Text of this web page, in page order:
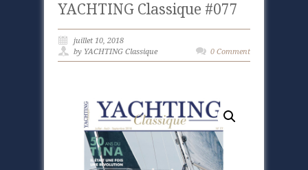
YACHTING Classique #077
juillet 10, 2018
by YACHTING Classique
0 Comment